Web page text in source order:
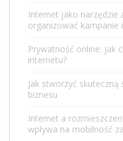
Internet jako narzędzie
organizować kampanie
Prywatność online: jak
internetu?
Jak stworzyć
biznesu
Internet a
wpływa na mobilność